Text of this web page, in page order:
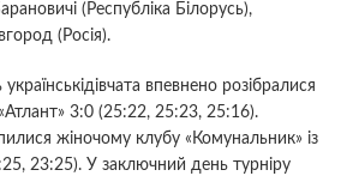
(Республіка Білорусь),
(Росія).
впевнено розібралися
3:0 (25:22, 25:23, 25:16).
жiночому клубу «Комунальник» із
23:25). У заключний день турніру